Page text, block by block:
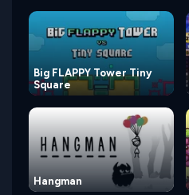
Big FLAPPY Tower Tiny
Square
Hangman